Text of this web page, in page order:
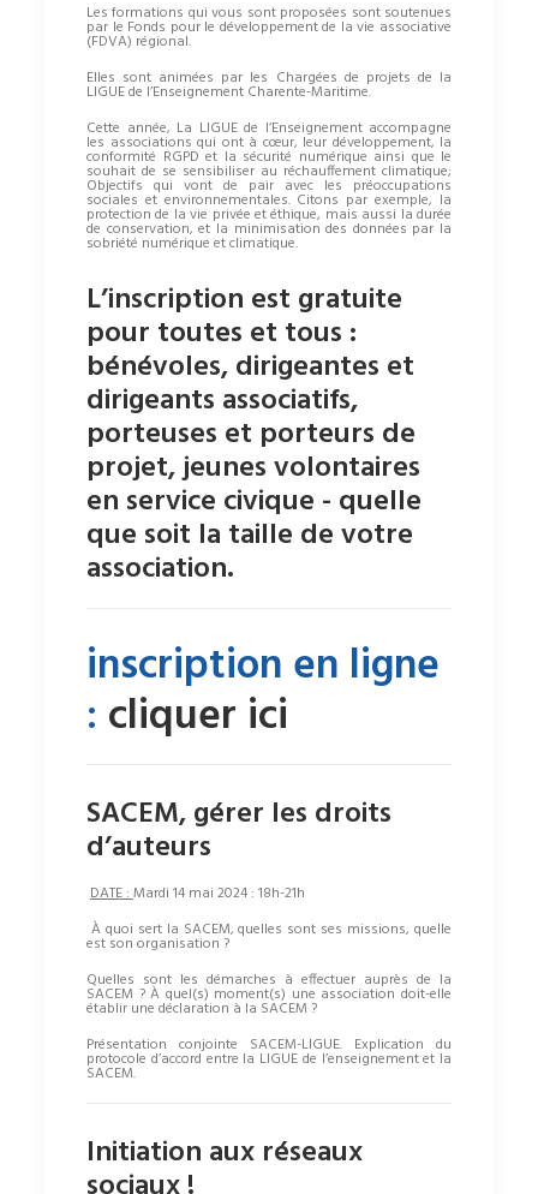
Les formations qui vous sont proposées sont soutenues
par le Fonds pour le développement de la vie associative
(FDVA) régional.
Elles sont animées par les Chargées de projets de la
LIGUE de l’Enseignement Charente-Maritime.
Cette année, La LIGUE de l’Enseignement accompagne
les associations qui ont à cœur, leur développement, la
conformité RGPD et la sécurité numérique ainsi que le
souhait de se sensibiliser au réchauffement climatique;
Objectifs qui vont de pair avec les préoccupations
sociales et environnementales. Citons par exemple, la
protection de la vie privée et éthique, mais aussi la durée
de conservation, et la minimisation des données par la
sobriété numérique et climatique.
L’inscription est gratuite
pour toutes et tous :
bénévoles, dirigeantes et
dirigeants associatifs,
porteuses et porteurs de
projet, jeunes volontaires
en service civique - quelle
que soit la taille de votre
association.
inscription en ligne
: cliquer ici
SACEM, gérer les droits
d’auteurs
DATE :Mardi 14 mai 2024 : 18h-21h
À quoi sert la SACEM, quelles sont ses missions, quelle
est son organisation ?
Quelles sont les démarches à effectuer auprès de la
SACEM ? À quel(s) moment(s) une association doit-elle
établir une déclaration à la SACEM ?
Présentation conjointe SACEM-LIGUE. Explication du
protocole d’accord entre la LIGUE de l’enseignement et la
SACEM.
Initiation aux réseaux